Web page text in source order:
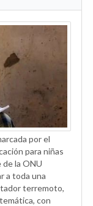
por el
para niñas
la ONU
a toda una
terremoto,
con